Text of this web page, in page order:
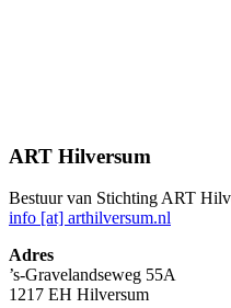
ART Hilversum
Bestuur van Stichting ART
info [at] arthilversum.nl
Adres
’s-Gravelandseweg 55A
1217 EH Hilversum